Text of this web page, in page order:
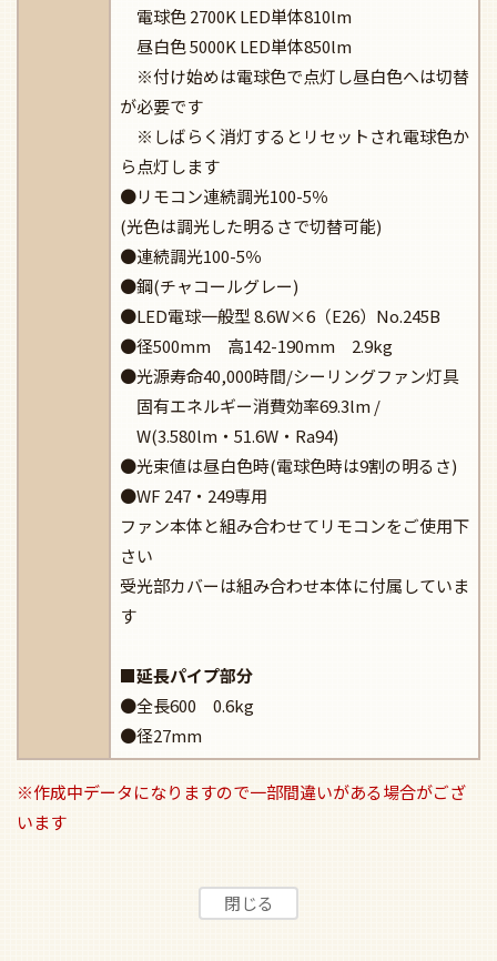
電球色 2700K LED単体810lm
昼白色 5000K LED単体850lm
※付け始めは電球色で点灯し昼白色へは切替
が必要です
※しばらく消灯するとリセットされ電球色か
ら点灯します
●リモコン連続調光100-5％
(光色は調光した明るさで切替可能)
●連続調光100-5％
●鋼(チャコールグレー)
●LED電球一般型 8.6W×6（E26）No.245B
●径500mm 高142-190mm 2.9kg
●光源寿命40,000時間/シーリングファン灯具
固有エネルギー消費効率69.3lm /
W(3.580lm・51.6W・Ra94)
●光束値は昼白色時(電球色時は9割の明るさ)
●WF 247・249専用
ファン本体と組み合わせてリモコンをご使用下
さい
受光部カバーは組み合わせ本体に付属していま
す
■延長パイプ部分
●全長600 0.6kg
●径27mm
※作成中データになりますので一部間違いがある場合がござ
います